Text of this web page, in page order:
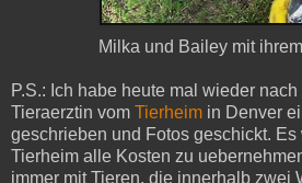
Milka und Bailey mit
P.S.: Ich habe heute mal wieder
Tieraerztin vom Tierheim in Denver
geschrieben und Fotos geschickt. Es
Tierheim alle Kosten zu
immer mit Tieren, die innerhalb zwei